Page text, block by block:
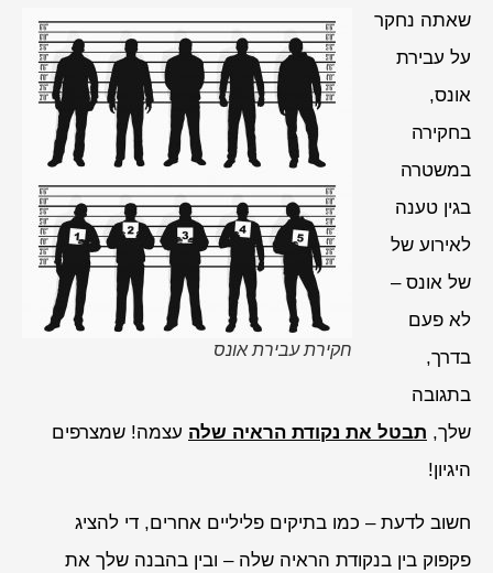
חקירת עבירת אונס
שאתה נחקר
על עבירת
אונס,
בחקירה
במשטרה
בגין טענה
לאירוע של
של אונס –
לא פעם
בדרך,
בתגובה
שלך, תבטל את נקודת הראיה שלה עצמה! שמצרפים
היגיון!
חשוב לדעת – כמו בתיקים פליליים אחרים, די להציג
פקפוק בין בנקודת הראיה שלה – ובין בהבנה שלך את